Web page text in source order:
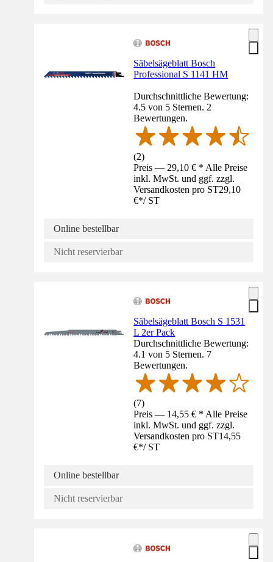
Säbelsägeblatt Bosch
Professional S 1141 HM
Durchschnittliche Bewertung:
4.5 von 5 Sternen. 2
Bewertungen.
(2)
Preis — 29,10 € * Alle Preise
inkl. MwSt. und ggf. zzgl.
Versandkosten pro ST29,10
€*/ ST
Online bestellbar
Nicht reservierbar
Säbelsägeblatt Bosch S 1531
L 2er Pack
Durchschnittliche Bewertung:
4.1 von 5 Sternen. 7
Bewertungen.
(7)
Preis — 14,55 € * Alle Preise
inkl. MwSt. und ggf. zzgl.
Versandkosten pro ST14,55
€*/ ST
Online bestellbar
Nicht reservierbar